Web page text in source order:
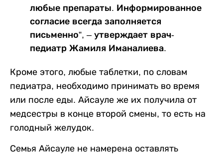
любые препараты. Информированное
согласие всегда заполняется
письменно”, – утверждает врач-
педиатр Жамиля Иманалиева.
Кроме этого, любые таблетки, по словам
педиатра, необходимо принимать во время
или после еды. Айсауле же их получила от
медсестры в конце второй смены, то есть на
голодный желудок.
Семья Айсауле не намерена оставлять